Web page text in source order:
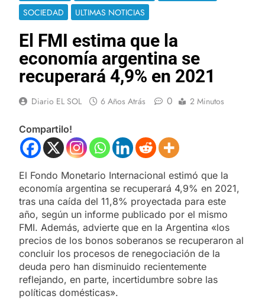
SOCIEDAD
ULTIMAS NOTICIAS
El FMI estima que la
economía argentina se
recuperará 4,9% en 2021
Diario EL SOL 6 Años Atrás 0 2 Minutos
Compartilo!
El Fondo Monetario Internacional estimó que la
economía argentina se recuperará 4,9% en 2021,
tras una caída del 11,8% proyectada para este
año, según un informe publicado por el mismo
FMI. Además, advierte que en la Argentina «los
precios de los bonos soberanos se recuperaron al
concluir los procesos de renegociación de la
deuda pero han disminuido recientemente
reflejando, en parte, incertidumbre sobre las
políticas domésticas».